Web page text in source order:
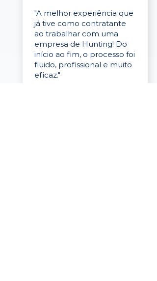
"A melhor experiência que
já tive como contratante
ao trabalhar com uma
empresa de Hunting! Do
início ao fim, o processo foi
fluido, profissional e muito
eficaz."